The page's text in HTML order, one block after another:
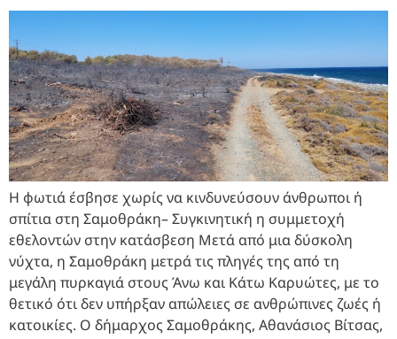
Η φωτιά έσβησε χωρίς να κινδυνεύσουν άνθρωποι ή
σπίτια στη Σαμοθράκη– Συγκινητική η συμμετοχή
εθελοντών στην κατάσβεση Μετά από μια δύσκολη
νύχτα, η Σαμοθράκη μετρά τις πληγές της από τη
μεγάλη πυρκαγιά στους Άνω και Κάτω Καρυώτες, με το
θετικό ότι δεν υπήρξαν απώλειες σε ανθρώπινες ζωές ή
κατοικίες. Ο δήμαρχος Σαμοθράκης, Αθανάσιος Βίτσας,